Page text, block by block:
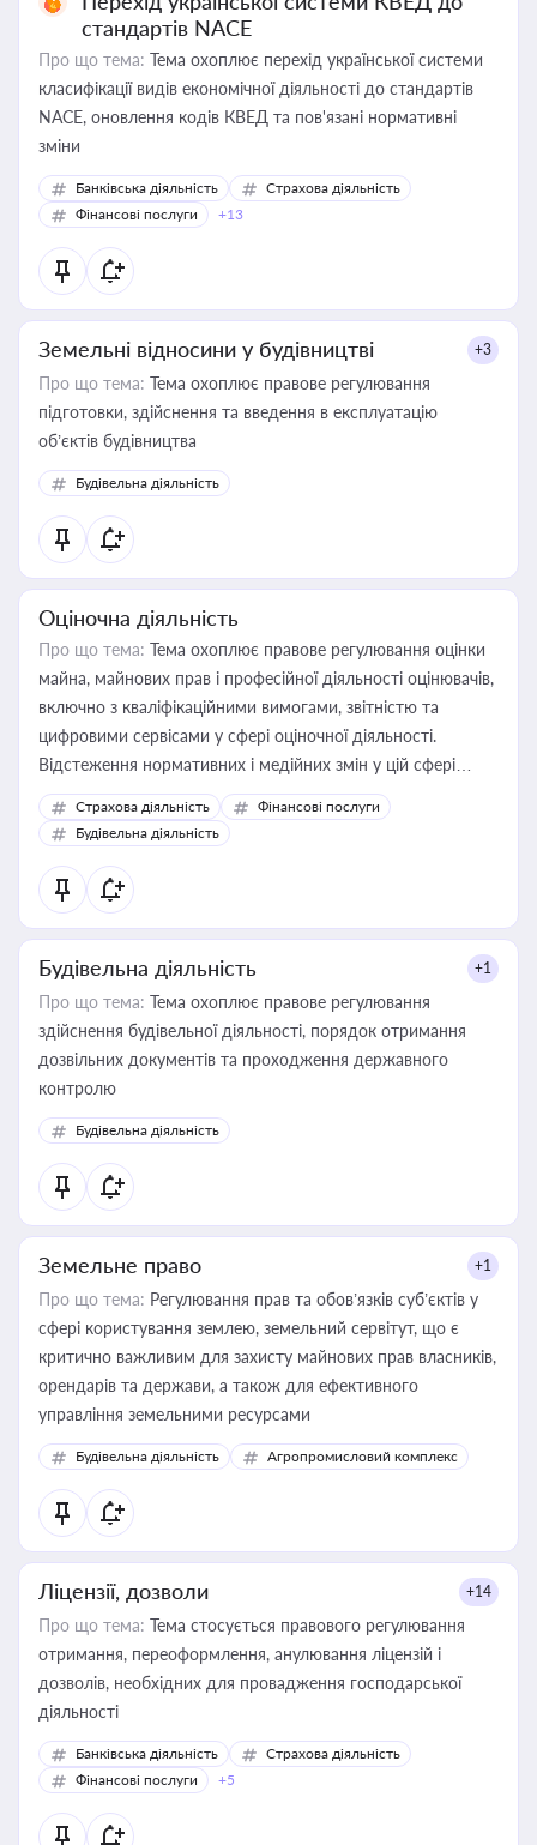
стандартів NACE
Про що тема: Тема охоплює перехід української системи
класифікації видів економічної діяльності до стандартів
NACE, оновлення кодів КВЕД та пов'язані нормативні
зміни
Банківська діяльність
Страхова діяльність
Фінансові послуги
+13
Земельні відносини у будівництві +3
Про що тема: Тема охоплює правове регулювання
підготовки, здійснення та введення в експлуатацію
об’єктів будівництва
Будівельна діяльність
Оціночна діяльність
Про що тема: Тема охоплює правове регулювання оцінки
майна, майнових прав і професійної діяльності оцінювачів,
включно з кваліфікаційними вимогами, звітністю та
цифровими сервісами у сфері оціночної діяльності.
Відстеження нормативних і медійних змін у цій сфері
корисне для власника бізнесу, керівника, юриста або
бухгалтера під час оподаткування, приватизації, оренди
державного майна, корпоративних угод і перевірки
статусу суб'єктів оціночної діяльності
Страхова діяльність
Фінансові послуги
Будівельна діяльність
Будівельна діяльність +1
Про що тема: Тема охоплює правове регулювання
здійснення будівельної діяльності, порядок отримання
дозвільних документів та проходження державного
контролю
Будівельна діяльність
Земельне право +1
Про що тема: Регулювання прав та обов’язків суб’єктів у
сфері користування землею, земельний сервітут, що є
критично важливим для захисту майнових прав власників,
орендарів та держави, а також для ефективного
управління земельними ресурсами
Будівельна діяльність Агропромисловий комплекс
Ліцензії, дозволи +14
Про що тема: Тема стосується правового регулювання
отримання, переоформлення, анулювання ліцензій і
дозволів, необхідних для провадження господарської
діяльності
Банківська діяльність
Страхова діяльність
Фінансові послуги
+5